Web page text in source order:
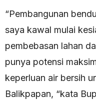
“Pembangunan
saya kawal mulai
pembebasan lahan
punya potensi
keperluan air bersih
Balikpapan, “kata